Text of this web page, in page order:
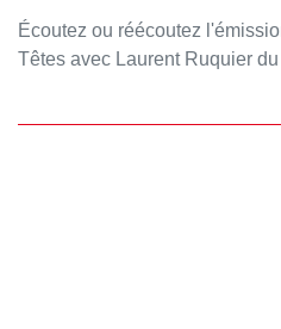
Écoutez ou réécoutez
Têtes avec Laurent Ruquier